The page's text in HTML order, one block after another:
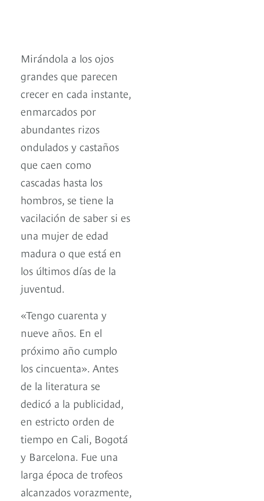
Mirándola a los ojos
grandes que parecen
crecer en cada instante,
enmarcados por
abundantes rizos
ondulados y castaños
que caen como
cascadas hasta los
hombros, se tiene la
vacilación de saber si es
una mujer de edad
madura o que está en
los últimos días de la
juventud.
«Tengo cuarenta y
nueve años. En el
próximo año cumplo
los cincuenta». Antes
de la literatura se
dedicó a la publicidad,
en estricto orden de
tiempo en Cali, Bogotá
y Barcelona. Fue una
larga época de trofeos
alcanzados vorazmente,